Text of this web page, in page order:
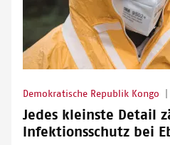
Demokratische Republik Kongo
Jedes kleinste Detail
Infektionsschutz bei